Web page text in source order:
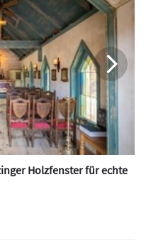
Holzfenster für echte